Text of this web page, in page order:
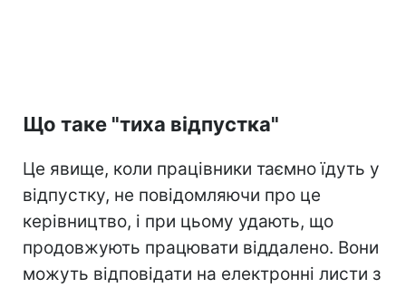
Що таке "тиха відпустка"
Це явище, коли працівники таємно їдуть у
відпустку, не повідомляючи про це
керівництво, і при цьому удають, що
продовжують працювати віддалено. Вони
можуть відповідати на електронні листи з